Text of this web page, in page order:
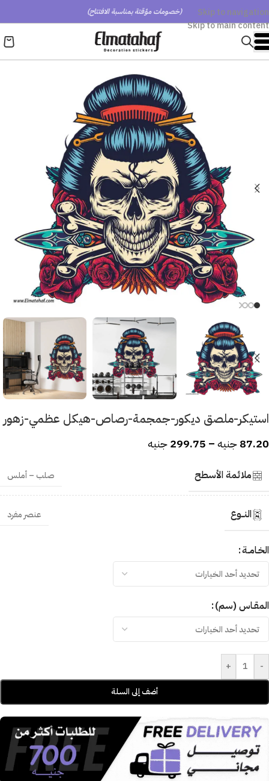
Skip to navigation
Skip to main content
(خصومات مؤقتة بمناسبة الافتتاح)
استيكر-ملصق ديكور-جمجمة-رصاص-هيكل عظمي-زهور
87.20جنيه–
299.75جنيه
ملائمة الأسطح صلب – أملس
النــوع عنصر مفرد
الخـامــة
المقـاس (سم)
-
+
أضف إلى السلة